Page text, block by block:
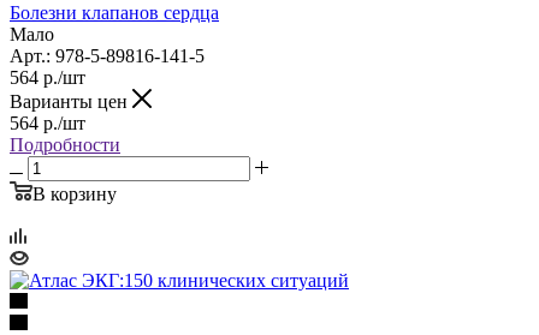
Болезни клапанов сердца
Мало
Арт.: 978-5-89816-141-5
564 р./шт
Варианты цен
564 р./шт
Подробности
В корзину